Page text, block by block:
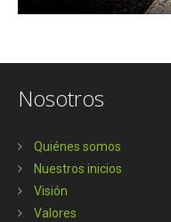
Nosotros
Quiénes somos
Nuestros inicios
Visión
Valores